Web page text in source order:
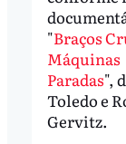
"Braços
Máquinas
Paradas",
Toledo e
Gervitz.